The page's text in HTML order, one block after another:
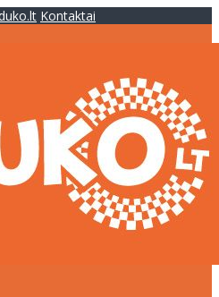
Kontaktai